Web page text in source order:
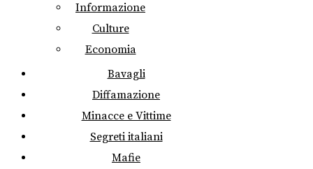
Informazione
Culture
Economia
Bavagli
Diffamazione
Minacce e Vittime
Segreti italiani
Mafie